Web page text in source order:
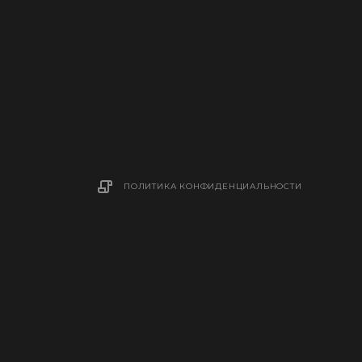
ПОЛИТИКА КОНФИДЕНЦИАЛЬНОСТИ